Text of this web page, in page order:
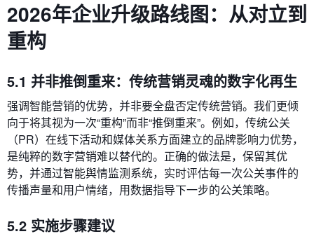
2026年企业升级路线图：从对立到
重构
5.1 并非推倒重来：传统营销灵魂的数字化再生
强调智能营销的优势，并非要全盘否定传统营销。我们更倾
向于将其视为一次“重构”而非“推倒重来”。例如，传统公关
（PR）在线下活动和媒体关系方面建立的品牌影响力优势，
是纯粹的数字营销难以替代的。正确的做法是，保留其优
势，并通过智能舆情监测系统，实时评估每一次公关事件的
传播声量和用户情绪，用数据指导下一步的公关策略。
5.2 实施步骤建议